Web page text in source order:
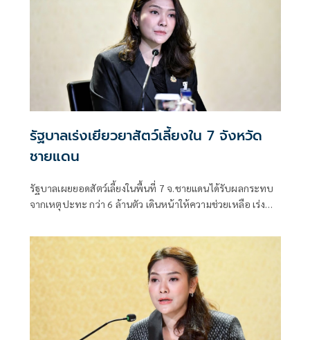
รัฐบาลเร่งเยียวยาสัตว์เลี้ยงใน 7 จังหวัด
ชายแดน
รัฐบาลเผยยอดสัตว์เลี้ยงในพื้นที่ 7 จ.ชายแดนได้รับผลกระทบ
จากเหตุปะทะ กว่า 6 ล้านตัว เดินหน้าให้ความช่วยเหลือ เร่ง